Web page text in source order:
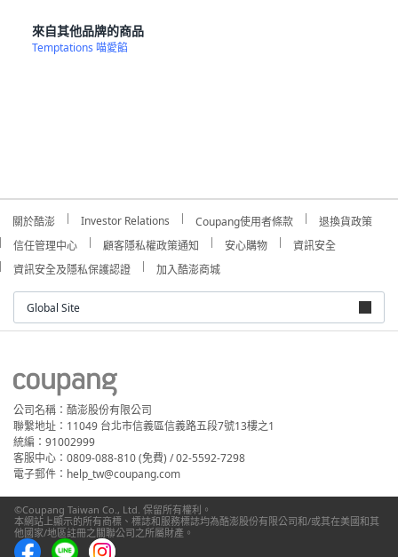
來自其他品牌的商品
Temptations 喵愛餡
關於酷澎 Investor Relations Coupang使用者條款
退換貨政策
信任管理中心
顧客隱私權政策通知 安心購物
資訊安全
資訊安全及隱私保護認證
加入酷澎商城
Global Site
公司名稱：酷澎股份有限公司
聯繫地址：11049 台北市信義區信義路五段7號13樓之1
統編：91002999
客服中心：0809-088-810 (免費) / 02-5592-7298
電子郵件：help_tw@coupang.com
©Coupang Taiwan Co., Ltd. 保留所有權利。
本網站上顯示的所有商標、標誌和服務標誌均為酷澎股份有限公司和/或其在美國和其
他國家/地區註冊之關聯公司之所屬財產。